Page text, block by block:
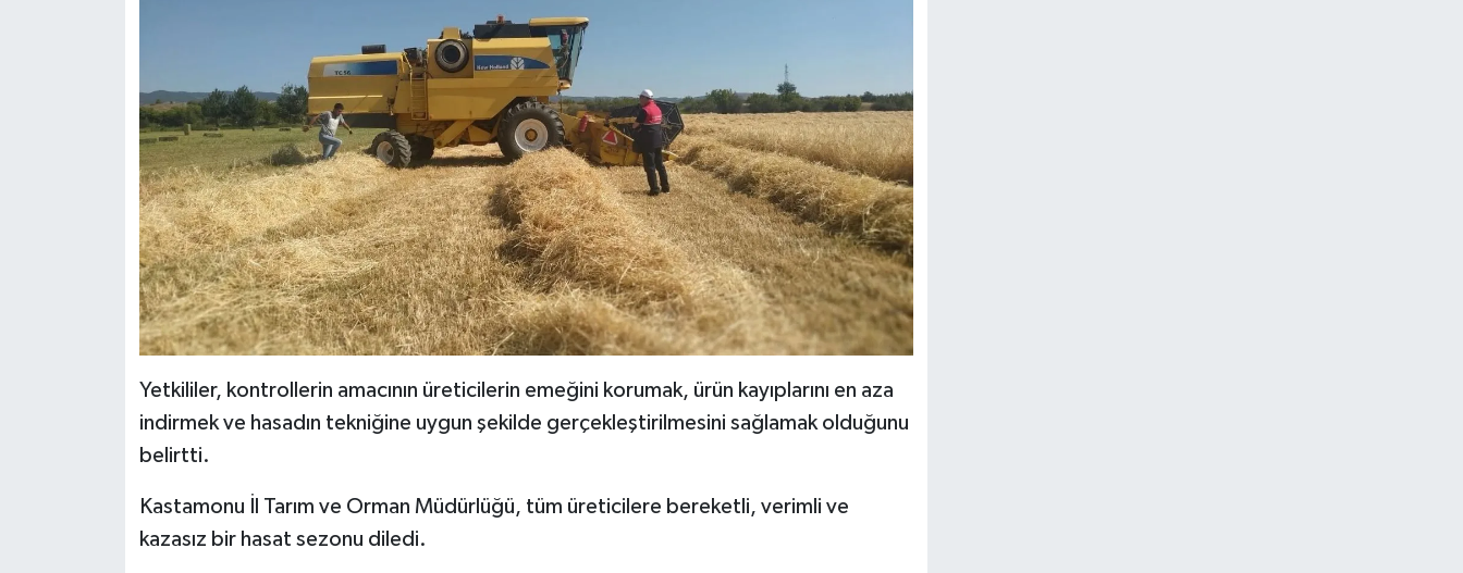
Yetkililer, kontrollerin amacının üreticilerin emeğini korumak, ürün kayıplarını en aza
indirmek ve hasadın tekniğine uygun şekilde gerçekleştirilmesini sağlamak olduğunu
belirtti.
Kastamonu İl Tarım ve Orman Müdürlüğü, tüm üreticilere bereketli, verimli ve
kazasız bir hasat sezonu diledi.